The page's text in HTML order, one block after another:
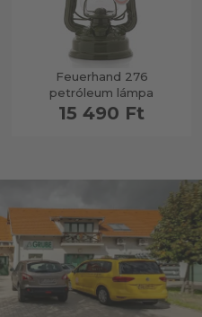
Feuerhand 276
petróleum lámpa
15 490 Ft